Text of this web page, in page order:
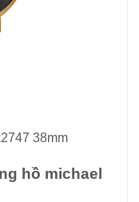
38mm
hồ michael